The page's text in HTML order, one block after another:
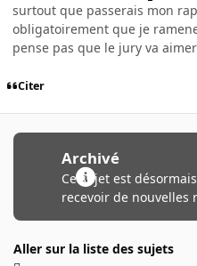
surtout que passerais mon
obligatoirement que je
pense pas que le jury va aimer
Citer
Archivé
Ce sujet est
recevoir de nouvelles
Aller sur la liste des sujets